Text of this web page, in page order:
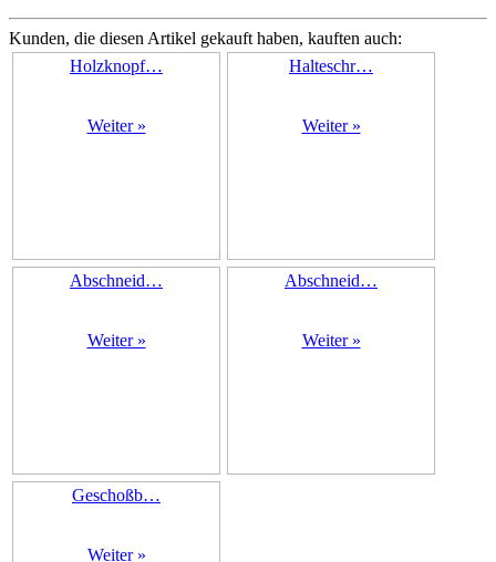
Kunden, die diesen Artikel gekauft haben, kauften auch:
Holzknopf…
Weiter »
Halteschr…
Weiter »
Abschneid…
Weiter »
Abschneid…
Weiter »
Geschoßb…
Weiter »